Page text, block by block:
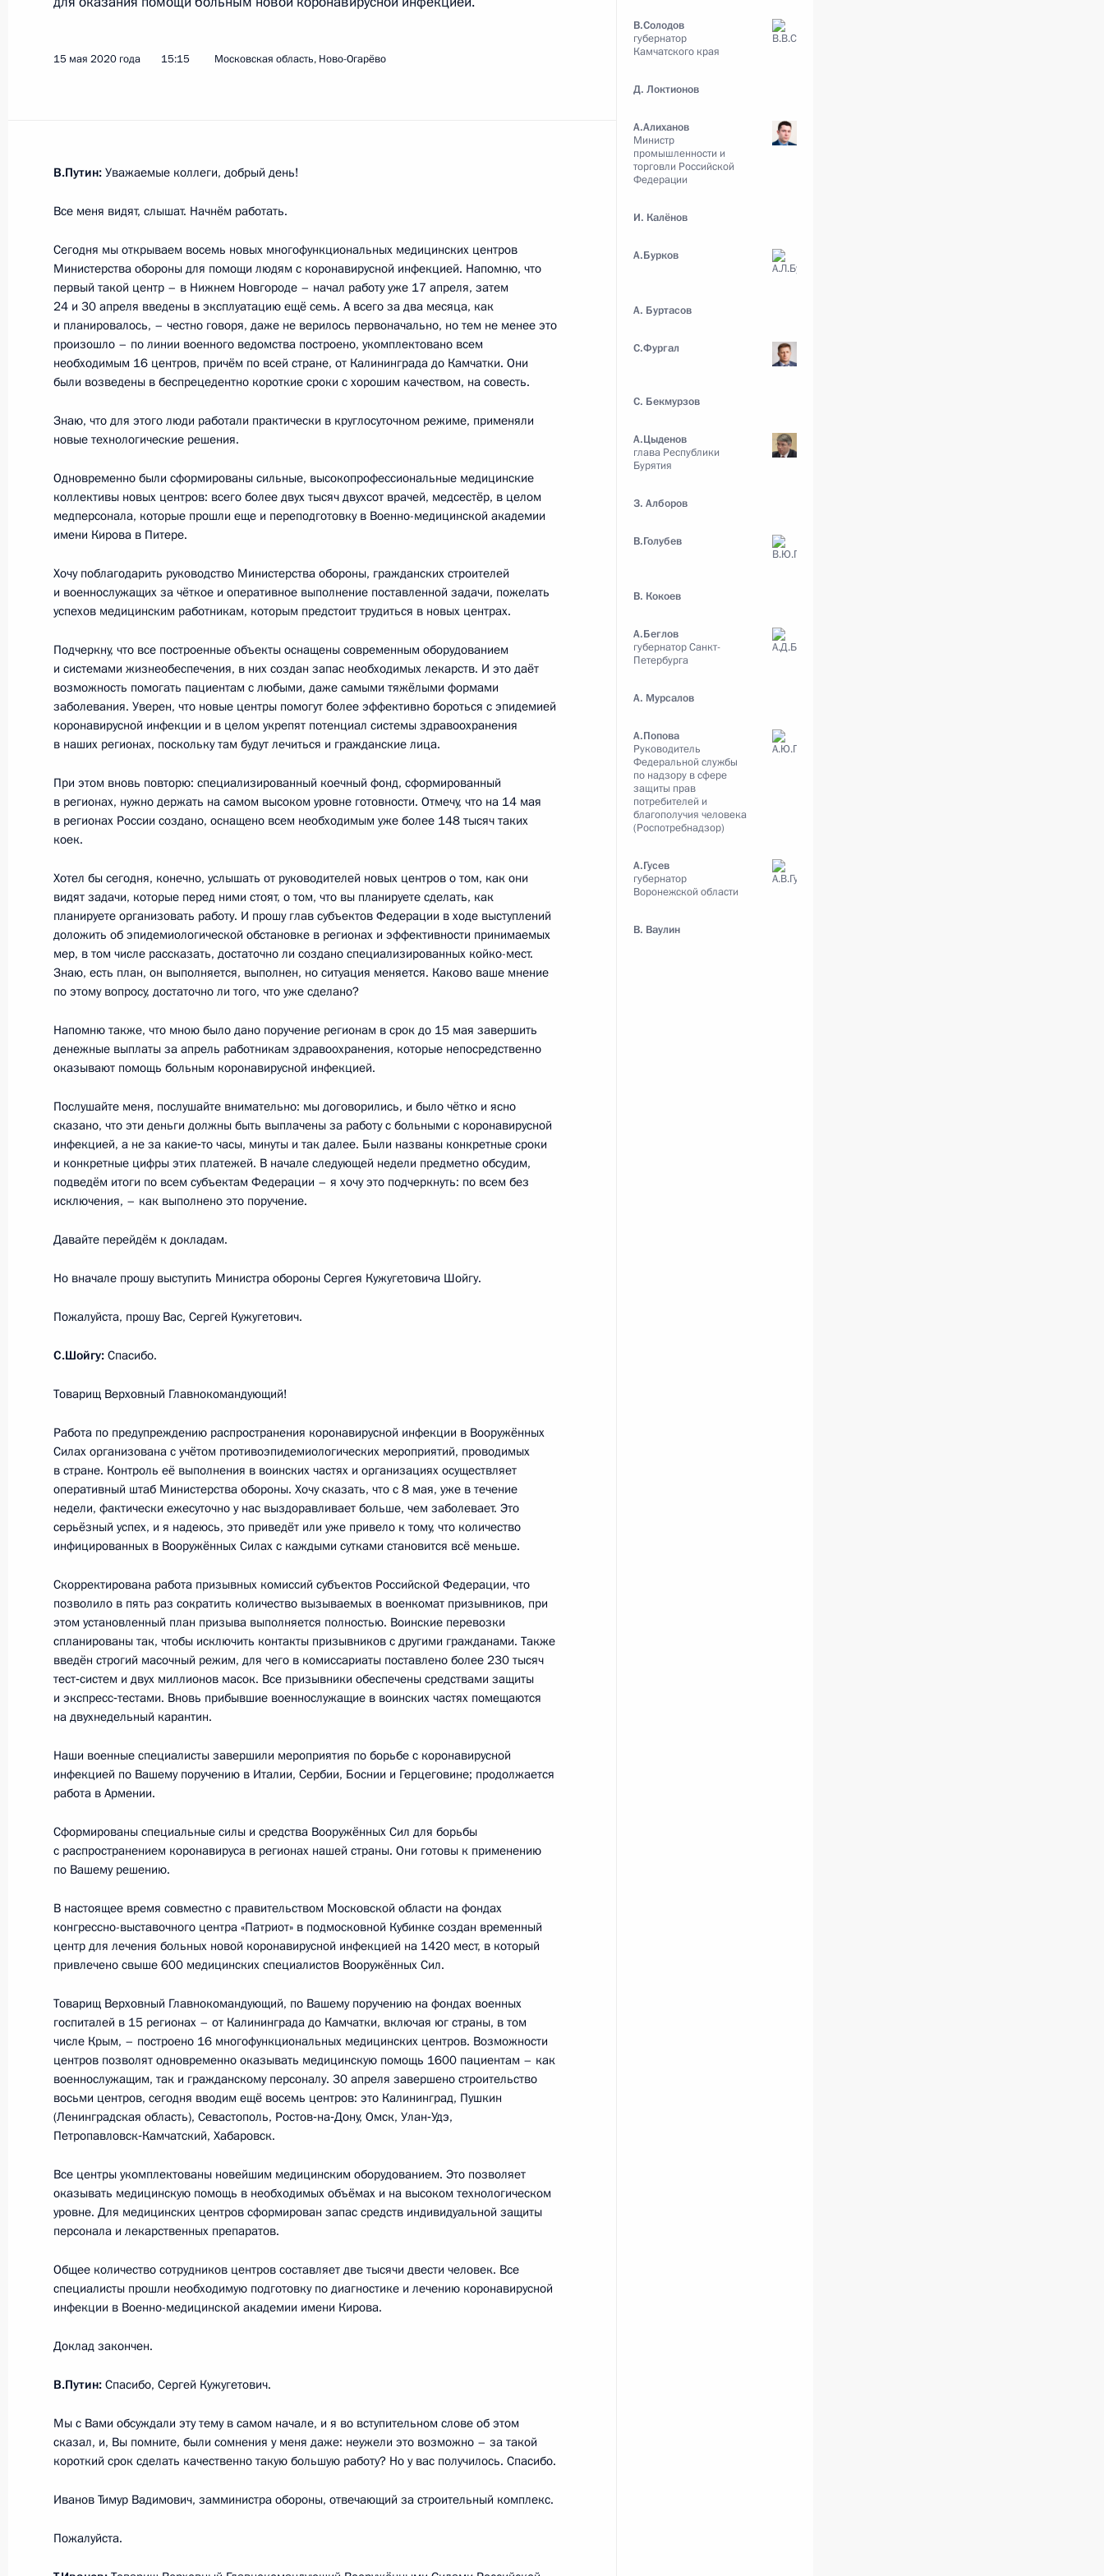
Показать следующие материалы
20 мая 2020 года, 15:45 Московская область, Ново-Огарёво
19 мая 2020 года, вторник
Совещание по реализации мер поддержки экономики
и социальной сферы
19 мая 2020 года, 15:40 Московская область, Ново-Огарёво
19 мая 2020 года, 12:30 Московская область, Ново-Огарёво
5 49м
18 мая 2020 года, понедельник
Совещание с руководством и представителями общественности
18 мая 2020 года, 14:50 Московская область, Ново-Огарёво
3 46м
15 мая 2020 года, пятница
Открытие медицинских центров Минобороны для лечения
пациентов с COVID-19
15 мая 2020 года, 15:15 Московская область, Ново-Огарёво
3 :
14 мая 2020 года, четверг
14 мая 2020 года, 15:20 Московская область, Ново-Огарёво
5
13 мая 2020 года, среда
Совещание по вопросам поддержки авиационной
промышленности и авиаперевозок
13 мая 2020 года, 15:50 Московская область, Ново-Огарёво
12 мая 2020 года, вторник
Встреча с главой компании «Роснефть» Игорем Сечиным
12 мая 2020 года, 13:50 Московская область, Ново-Огарёво
10 мая 2020 года, воскресенье
Поздравление выпускникам высших военно-учебных заведений
России
10 мая 2020 года, 00:05
Акция «Бессмертный полк»
9 мая 2020 года, 15:00 Москва, Кремль
Смотр Президентского полка
9 мая 2020 года, 11:50 Москва
8 мая 2020 года, пятница
Обращение к австрийским гражданам по случаю 75-летия
освобождения Европы от фашизма
8 мая 2020 года, 12:30
7 мая 2020 года, четверг
Совещание по вопросам развития транспортной отрасли
7 мая 2020 года, 15:40 Московская область, Ново-Огарёво
6 мая 2020 года, среда
и социальной сферы
6 мая 2020 года, 16:35 Московская область, Ново-Огарёво
гвардии Виктором Золотовым
6 мая 2020 года, 14:25 Московская область, Ново-Огарёво
30 апреля 2020 года, четверг
15 мая 2020 года 15:15 Московская область, Ново-Огарёво
В.Путин: Уважаемые коллеги, добрый день!
Все меня видят, слышат. Начнём работать.
Сегодня мы открываем восемь новых многофункциональных медицинских центров
Министерства обороны для помощи людям с коронавирусной инфекцией. Напомню, что
первый такой центр – в Нижнем Новгороде – начал работу уже 17 апреля, затем
24 и 30 апреля введены в эксплуатацию ещё семь. А всего за два месяца, как
и планировалось, – честно говоря, даже не верилось первоначально, но тем не менее это
произошло – по линии военного ведомства построено, укомплектовано всем
необходимым 16 центров, причём по всей стране, от Калининграда до Камчатки. Они
были возведены в беспрецедентно короткие сроки с хорошим качеством, на совесть.
Знаю, что для этого люди работали практически в круглосуточном режиме, применяли
новые технологические решения.
Одновременно были сформированы сильные, высокопрофессиональные медицинские
коллективы новых центров: всего более двух тысяч двухсот врачей, медсестёр, в целом
медперсонала, которые прошли еще и переподготовку в Военно-медицинской академии
имени Кирова в Питере.
Хочу поблагодарить руководство Министерства обороны, гражданских строителей
и военнослужащих за чёткое и оперативное выполнение поставленной задачи, пожелать
успехов медицинским работникам, которым предстоит трудиться в новых центрах.
Подчеркну, что все построенные объекты оснащены современным оборудованием
и системами жизнеобеспечения, в них создан запас необходимых лекарств. И это даёт
возможность помогать пациентам с любыми, даже самыми тяжёлыми формами
заболевания. Уверен, что новые центры помогут более эффективно бороться с эпидемией
коронавирусной инфекции и в целом укрепят потенциал системы здравоохранения
в наших регионах, поскольку там будут лечиться и гражданские лица.
При этом вновь повторю: специализированный коечный фонд, сформированный
в регионах, нужно держать на самом высоком уровне готовности. Отмечу, что на 14 мая
в регионах России создано, оснащено всем необходимым уже более 148 тысяч таких
коек.
Хотел бы сегодня, конечно, услышать от руководителей новых центров о том, как они
видят задачи, которые перед ними стоят, о том, что вы планируете сделать, как
планируете организовать работу. И прошу глав субъектов Федерации в ходе выступлений
доложить об эпидемиологической обстановке в регионах и эффективности принимаемых
мер, в том числе рассказать, достаточно ли создано специализированных койко-мест.
Знаю, есть план, он выполняется, выполнен, но ситуация меняется. Каково ваше мнение
по этому вопросу, достаточно ли того, что уже сделано?
Напомню также, что мною было дано поручение регионам в срок до 15 мая завершить
денежные выплаты за апрель работникам здравоохранения, которые непосредственно
оказывают помощь больным коронавирусной инфекцией.
Послушайте меня, послушайте внимательно: мы договорились, и было чётко и ясно
сказано, что эти деньги должны быть выплачены за работу с больными с коронавирусной
инфекцией, а не за какие‑то часы, минуты и так далее. Были названы конкретные сроки
и конкретные цифры этих платежей. В начале следующей недели предметно обсудим,
подведём итоги по всем субъектам Федерации – я хочу это подчеркнуть: по всем без
исключения, – как выполнено это поручение.
Давайте перейдём к докладам.
Но вначале прошу выступить Министра обороны Сергея Кужугетовича Шойгу.
Пожалуйста, прошу Вас, Сергей Кужугетович.
С.Шойгу: Спасибо.
Товарищ Верховный Главнокомандующий!
Работа по предупреждению распространения коронавирусной инфекции в Вооружённых
Силах организована с учётом противоэпидемиологических мероприятий, проводимых
в стране. Контроль её выполнения в воинских частях и организациях осуществляет
оперативный штаб Министерства обороны. Хочу сказать, что с 8 мая, уже в течение
недели, фактически ежесуточно у нас выздоравливает больше, чем заболевает. Это
серьёзный успех, и я надеюсь, это приведёт или уже привело к тому, что количество
инфицированных в Вооружённых Силах с каждыми сутками становится всё меньше.
Скорректирована работа призывных комиссий субъектов Российской Федерации, что
позволило в пять раз сократить количество вызываемых в военкомат призывников, при
этом установленный план призыва выполняется полностью. Воинские перевозки
спланированы так, чтобы исключить контакты призывников с другими гражданами. Также
введён строгий масочный режим, для чего в комиссариаты поставлено более 230 тысяч
тест‑систем и двух миллионов масок. Все призывники обеспечены средствами защиты
и экспресс‑тестами. Вновь прибывшие военнослужащие в воинских частях помещаются
на двухнедельный карантин.
Наши военные специалисты завершили мероприятия по борьбе с коронавирусной
инфекцией по Вашему поручению в Италии, Сербии, Боснии и Герцеговине; продолжается
работа в Армении.
Сформированы специальные силы и средства Вооружённых Сил для борьбы
с распространением коронавируса в регионах нашей страны. Они готовы к применению
по Вашему решению.
В настоящее время совместно с правительством Московской области на фондах
конгрессно-выставочного центра «Патриот» в подмосковной Кубинке создан временный
центр для лечения больных новой коронавирусной инфекцией на 1420 мест, в который
привлечено свыше 600 медицинских специалистов Вооружённых Сил.
Товарищ Верховный Главнокомандующий, по Вашему поручению на фондах военных
госпиталей в 15 регионах – от Калининграда до Камчатки, включая юг страны, в том
числе Крым, – построено 16 многофункциональных медицинских центров. Возможности
центров позволят одновременно оказывать медицинскую помощь 1600 пациентам – как
военнослужащим, так и гражданскому персоналу. 30 апреля завершено строительство
восьми центров, сегодня вводим ещё восемь центров: это Калининград, Пушкин
(Ленинградская область), Севастополь, Ростов‑на‑Дону, Омск, Улан‑Удэ,
Петропавловск‑Камчатский, Хабаровск.
Все центры укомплектованы новейшим медицинским оборудованием. Это позволяет
оказывать медицинскую помощь в необходимых объёмах и на высоком технологическом
уровне. Для медицинских центров сформирован запас средств индивидуальной защиты
персонала и лекарственных препаратов.
Общее количество сотрудников центров составляет две тысячи двести человек. Все
специалисты прошли необходимую подготовку по диагностике и лечению коронавирусной
инфекции в Военно-медицинской академии имени Кирова.
Доклад закончен.
В.Путин: Спасибо, Сергей Кужугетович.
Мы с Вами обсуждали эту тему в самом начале, и я во вступительном слове об этом
сказал, и, Вы помните, были сомнения у меня даже: неужели это возможно – за такой
короткий срок сделать качественно такую большую работу? Но у вас получилось. Спасибо.
Иванов Тимур Вадимович, замминистра обороны, отвечающий за строительный комплекс.
Пожалуйста.
В.Солодов
губернатор
Камчатского края
Д. Локтионов
А.Алиханов
Министр
промышленности и
торговли Российской
Федерации
И. Калёнов
А.Бурков
А. Буртасов
С.Фургал
С. Бекмурзов
А.Цыденов
глава Республики
Бурятия
З. Алборов
В.Голубев
В. Кокоев
А.Беглов
губернатор Санкт-
Петербурга
А. Мурсалов
А.Попова
Руководитель
Федеральной службы
по надзору в сфере
защиты прав
потребителей и
благополучия человека
(Роспотребнадзор)
А.Гусев
губернатор
Воронежской области
В. Ваулин